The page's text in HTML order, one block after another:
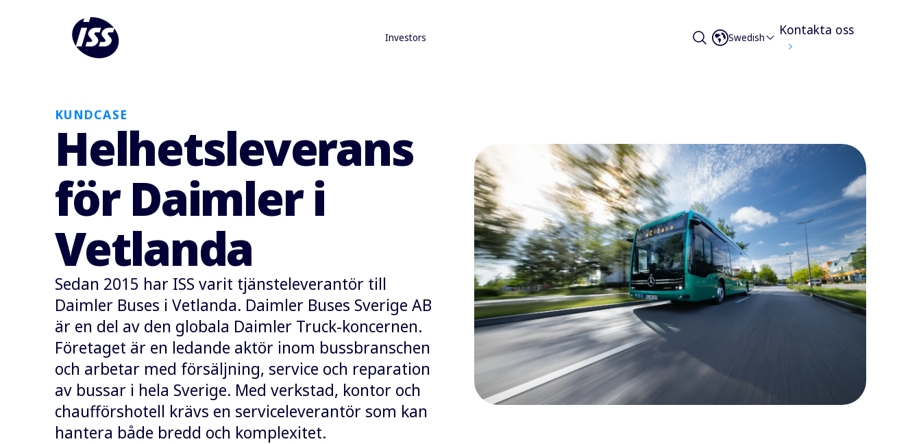
Investors Swedish Kontakta oss
KUNDCASE
Helhetsleverans
för Daimler i
Vetlanda
Sedan 2015 har ISS varit tjänsteleverantör till
Daimler Buses i Vetlanda. Daimler Buses Sverige AB
är en del av den globala Daimler Truck-koncernen.
Företaget är en ledande aktör inom bussbranschen
och arbetar med försäljning, service och reparation
av bussar i hela Sverige. Med verkstad, kontor och
chaufförshotell krävs en serviceleverantör som kan
hantera både bredd och komplexitet.